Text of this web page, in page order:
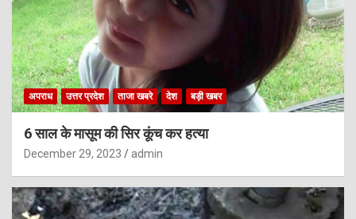
अपराध उत्तर प्रदेश ताजा खबरे देश बड़ी खबर
6 साल के मासूम की सिर कूंच कर हत्या
December 29, 2023 admin